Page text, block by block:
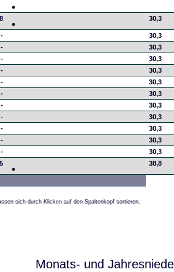
30,3
-
30,3
-
30,3
-
30,3
-
30,3
-
30,3
-
30,3
-
30,3
-
30,3
-
30,3
-
30,3
-
30,3
38,8
sich durch Klicken auf den Spaltenkopf sortieren.
Monats- und